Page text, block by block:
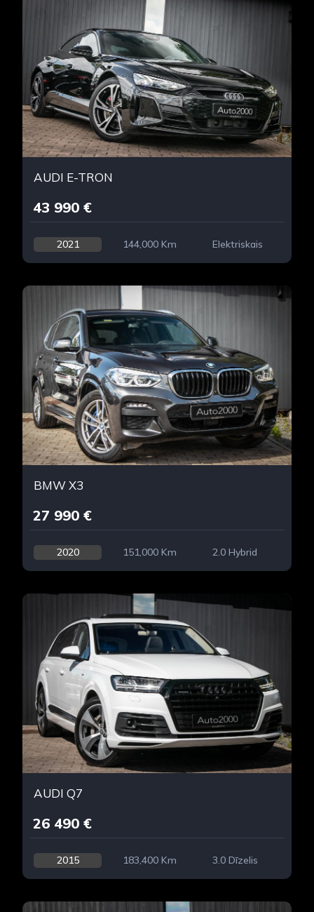
AUDI E-TRON
43 990 €
2021 144,000 Km Elektriskais
BMW X3
27 990 €
2020 151,000 Km 2.0 Hybrid
AUDI Q7
26 490 €
2015 183,400 Km 3.0 Dīzelis